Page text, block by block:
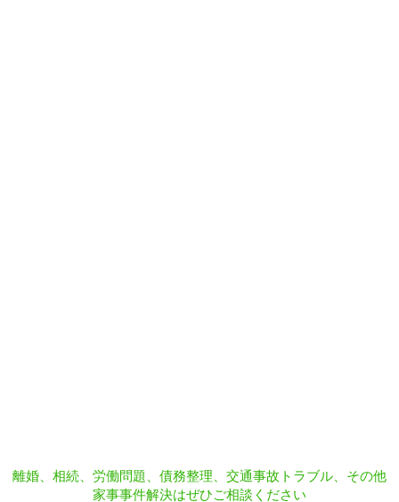
離婚、相続、労働問題、債務整理、交通事故トラブル、その他
家事事件解決はぜひご相談ください